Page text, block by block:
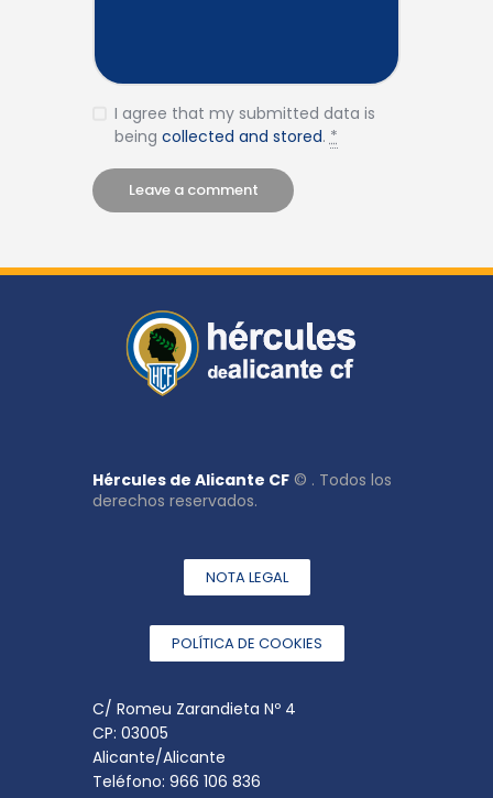
I agree that my submitted data is
being collected and stored.*
Hércules de Alicante CF © . Todos los
derechos reservados.
NOTA LEGAL
POLÍTICA DE COOKIES
C/ Romeu Zarandieta Nº 4
CP: 03005
Alicante/Alicante
Teléfono: 966 106 836